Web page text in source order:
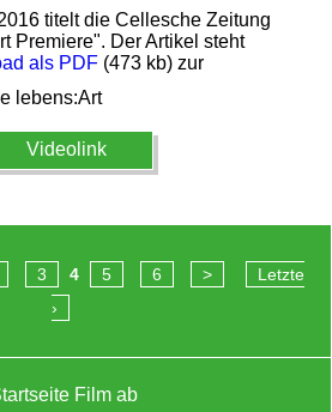
titelt die Cellesche Zeitung
Premiere". Der Artikel steht
als PDF(473 kb) zur
Videolink
3 4 5 6 >
Letzte
›
Film ab